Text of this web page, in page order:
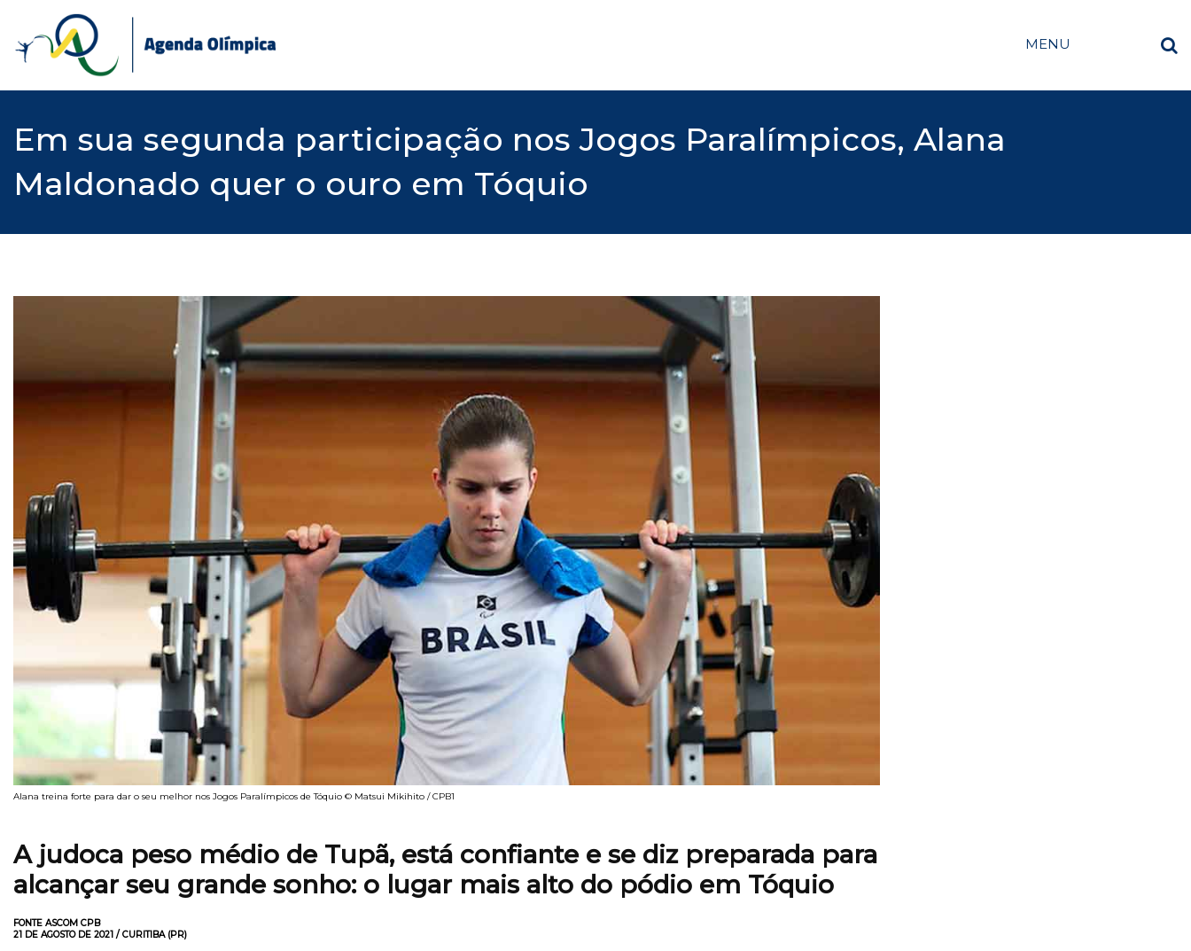
content
MENU
Em sua segunda participação nos Jogos Paralímpicos, Alana
Maldonado quer o ouro em Tóquio
Alana treina forte para dar o seu melhor nos Jogos Paralímpicos de Tóquio © Matsui Mikihito / CPB1
A judoca peso médio de Tupã, está confiante e se diz preparada para
alcançar seu grande sonho: o lugar mais alto do pódio em Tóquio
FONTE ASCOM CPB
21 DE AGOSTO DE 2021 / CURITIBA (PR)